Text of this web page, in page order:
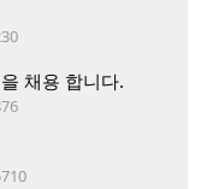
채용 합니다.